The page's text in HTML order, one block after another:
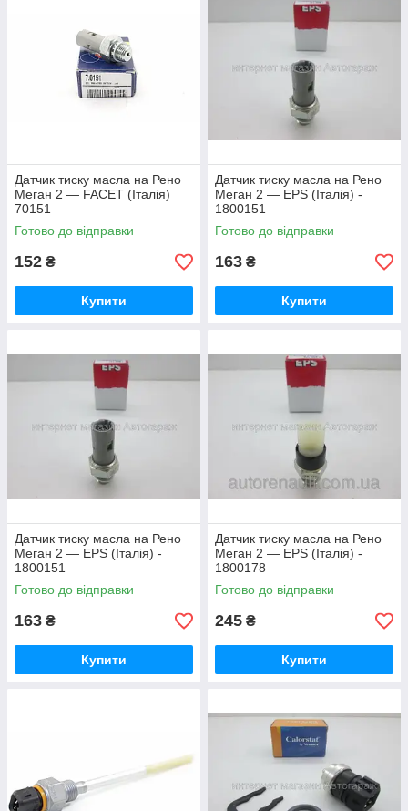
Датчик тиску масла на Рено
Меган 2 — FACET (Італія)
70151
Готово до відправки
152 ₴
Купити
Датчик тиску масла на Рено
Меган 2 — EPS (Італія) -
1800151
Готово до відправки
163 ₴
Купити
Датчик тиску масла на Рено
Меган 2 — EPS (Італія) -
1800151
Готово до відправки
163 ₴
Купити
Датчик тиску масла на Рено
Меган 2 — EPS (Італія) -
1800178
Готово до відправки
245 ₴
Купити